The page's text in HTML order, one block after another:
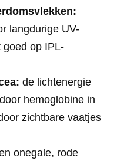
langdurige UV-
goed op IPL-
de lichtenergie
hemoglobine in
zichtbare vaatjes
onegale, rode